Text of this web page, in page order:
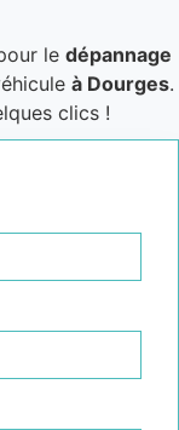
le dépannage
à Dourges.
clics !